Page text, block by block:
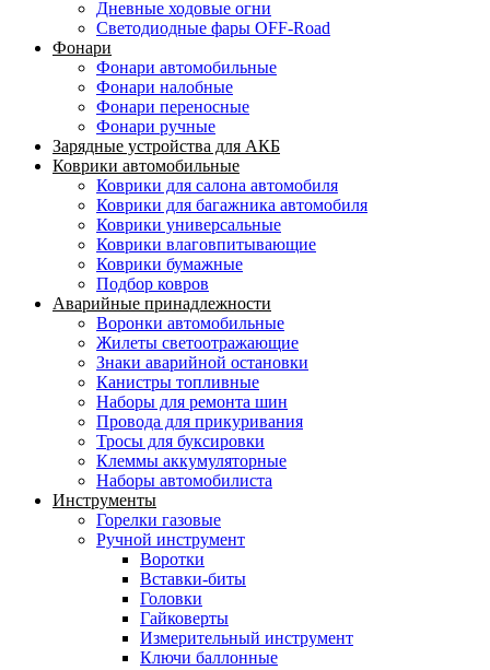
Дневные ходовые огни
Светодиодные фары OFF-Road
Фонари
Фонари автомобильные
Фонари налобные
Фонари переносные
Фонари ручные
Зарядные устройства для АКБ
Коврики автомобильные
Коврики для салона автомобиля
Коврики для багажника автомобиля
Коврики универсальные
Коврики влаговпитывающие
Коврики бумажные
Подбор ковров
Аварийные принадлежности
Воронки автомобильные
Жилеты светоотражающие
Знаки аварийной остановки
Канистры топливные
Наборы для ремонта шин
Провода для прикуривания
Тросы для буксировки
Клеммы аккумуляторные
Наборы автомобилиста
Инструменты
Горелки газовые
Ручной инструмент
Воротки
Вставки-биты
Головки
Гайковерты
Измерительный инструмент
Ключи баллонные